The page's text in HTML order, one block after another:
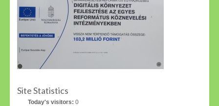
Site Statistics
Today's visitors: 0